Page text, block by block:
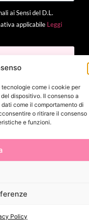
come i cookie per
dispositivo. Il consenso a
come il comportamento di
o ritirare il consenso
e funzioni.
Policy
ai Sensi del D.L.
applicabile Leggi
| Made with byJenny